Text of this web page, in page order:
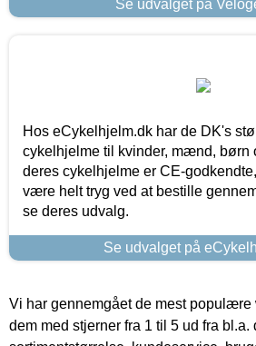
Se udvalget på
Hos eCykelhjelm.dk har de DK's
cykelhjelme til kvinder, mænd, børn
deres cykelhjelme er CE-
være helt tryg ved at bestille
se deres udvalg.
Se udvalget på
Vi har gennemgået de mest populære
dem med stjerner fra 1 til 5 ud fra bl.a.